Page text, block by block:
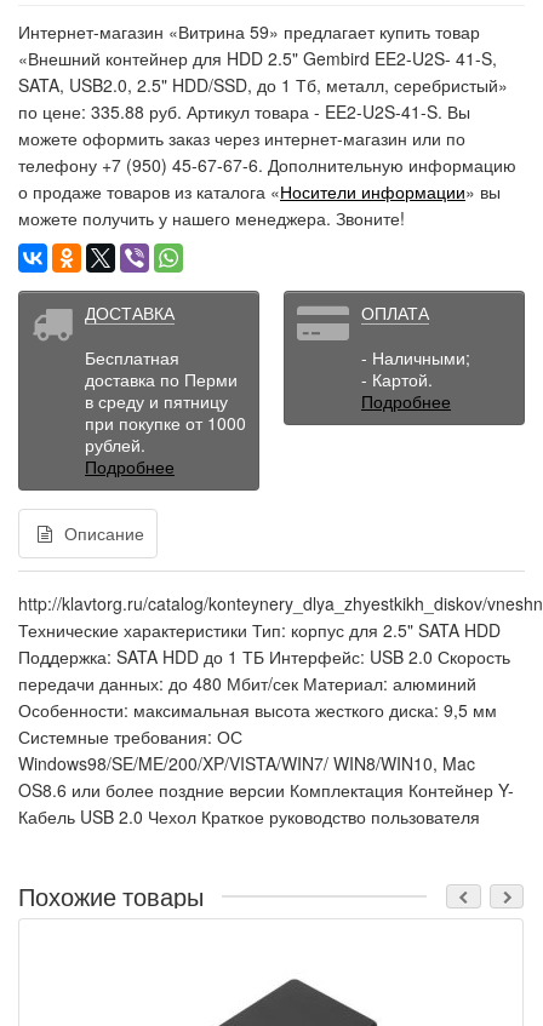
Интернет-магазин «Витрина 59» предлагает купить товар
«Внешний контейнер для HDD 2.5" Gembird EE2-U2S- 41-S,
SATA, USB2.0, 2.5" HDD/SSD, до 1 Тб, металл, серебристый»
по цене: 335.88 руб. Артикул товара - EE2-U2S-41-S. Вы
можете оформить заказ через интернет-магазин или по
телефону +7 (950) 45-67-67-6. Дополнительную информацию
о продаже товаров из каталога «Носители информации» вы
можете получить у нашего менеджера. Звоните!
ДОСТАВКА
Бесплатная
доставка по Перми
в среду и пятницу
при покупке от 1000
рублей.
Подробнее
ОПЛАТА
- Наличными;
- Картой.
Подробнее
Описание
http://klavtorg.ru/catalog/konteynery_dlya_zhyestkikh_diskov/
Технические характеристики Тип: корпус для 2.5" SATA HDD
Поддержка: SATA HDD до 1 ТБ Интерфейс: USB 2.0 Скорость
передачи данных: до 480 Мбит/сек Материал: алюминий
Особенности: максимальная высота жесткого диска: 9,5 мм
Системные требования: ОС
Windows98/SE/ME/200/XP/VISTA/WIN7/ WIN8/WIN10, Mac
OS8.6 или более поздние версии Комплектация Контейнер Y-
Кабель USB 2.0 Чехол Краткое руководство пользователя
Похожие товары